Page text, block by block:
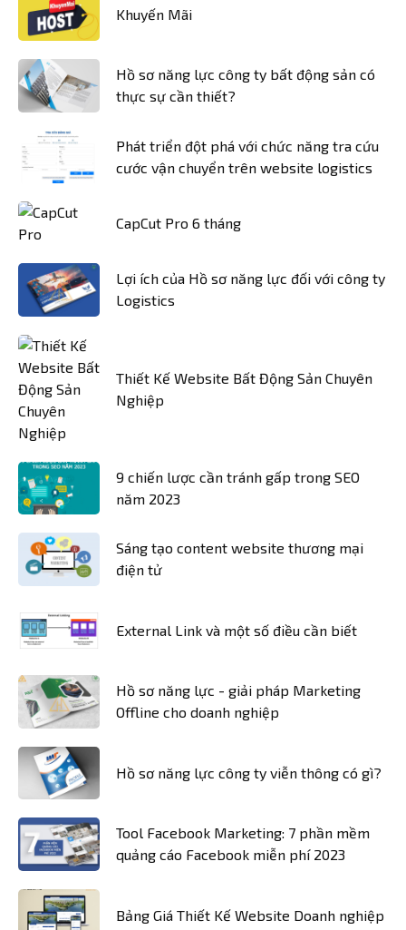
Khuyến Mãi
Hồ sơ năng lực công ty bất động sản có
thực sự cần thiết?
Phát triển đột phá với chức năng tra cứu
cước vận chuyển trên website logistics
CapCut Pro 6 tháng
Lợi ích của Hồ sơ năng lực đối với công ty
Logistics
Thiết Kế Website Bất Động Sản Chuyên
Nghiệp
9 chiến lược cần tránh gấp trong SEO
năm 2023
Sáng tạo content website thương mại
điện tử
External Link và một số điều cần biết
Hồ sơ năng lực - giải pháp Marketing
Offline cho doanh nghiệp
Hồ sơ năng lực công ty viễn thông có gì?
Tool Facebook Marketing: 7 phần mềm
quảng cáo Facebook miễn phí 2023
Bảng Giá Thiết Kế Website Doanh nghiệp